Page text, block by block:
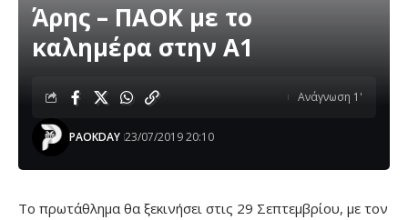
Άρης – ΠΑΟΚ με το
καλημέρα στην Α1
PAOKDAY 23/07/2019 20:10
Ανάγνωση 1'
Το πρωτάθλημα θα ξεκινήσει στις 29 Σεπτεμβρίου, με τον